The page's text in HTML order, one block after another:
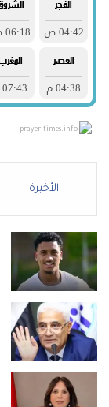
prayer-times.info
الأخيرة